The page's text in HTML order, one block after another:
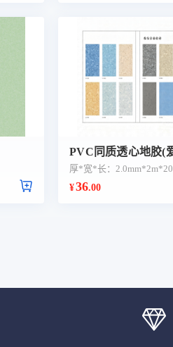
PVC同质透心地胶(
厚*宽*长：
¥36.00